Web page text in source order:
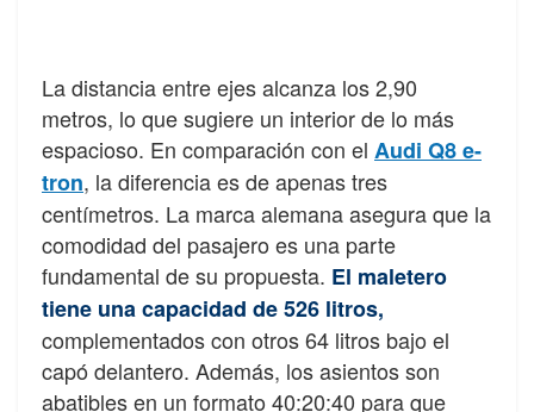
La distancia entre ejes alcanza los 2,90
metros, lo que sugiere un interior de lo más
espacioso. En comparación con el Audi Q8 e-
tron, la diferencia es de apenas tres
centímetros. La marca alemana asegura que la
comodidad del pasajero es una parte
fundamental de su propuesta. El maletero
tiene una capacidad de 526 litros,
complementados con otros 64 litros bajo el
capó delantero. Además, los asientos son
abatibles en un formato 40:20:40 para que